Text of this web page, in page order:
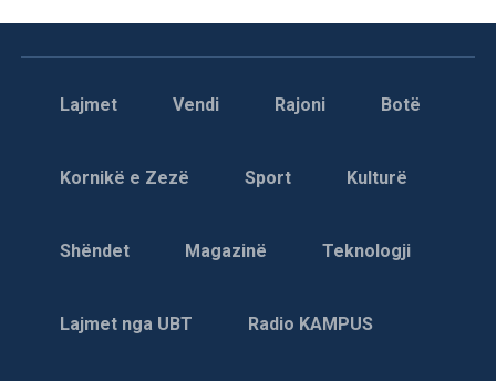
Lajmet Vendi Rajoni Botë
Kornikë e Zezë Sport Kulturë
Shëndet Magazinë Teknologji
Lajmet nga UBT Radio KAMPUS